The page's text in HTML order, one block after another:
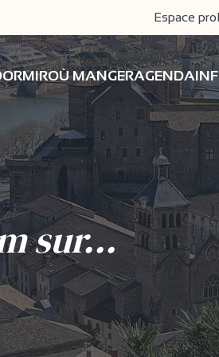
Espace pro
OÙ MANGERAGENDA
sur...